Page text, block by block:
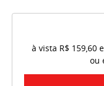
à vista R$ 159,60
ou